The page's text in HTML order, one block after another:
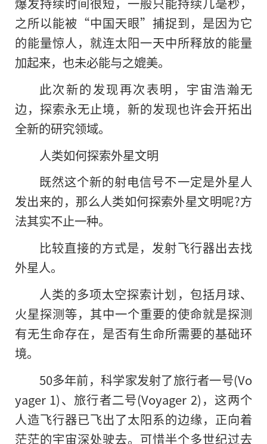
之所以能被“中国天眼”捕捉到，是因为它
的能量惊人，就连太阳一天中所释放的能量
加起来，也未必能与之媲美。
此次新的发现再次表明，宇宙浩瀚无
边，探索永无止境，新的发现也许会开拓出
全新的研究领域。
人类如何探索外星文明
既然这个新的射电信号不一定是外星人
发出来的，那么人类如何探索外星文明呢?方
法其实不止一种。
比较直接的方式是，发射飞行器出去找
外星人。
人类的多项太空探索计划，包括月球、
火星探测等，其中一个重要的使命就是探测
有无生命存在，是否有生命所需要的基础环
境。
50多年前，科学家发射了旅行者一号(Vo
yager 1)、旅行者二号(Voyager 2)，这两个
人造飞行器已飞出了太阳系的边缘，正向着
茫茫的宇宙深处驶去。可惜半个多世纪过去